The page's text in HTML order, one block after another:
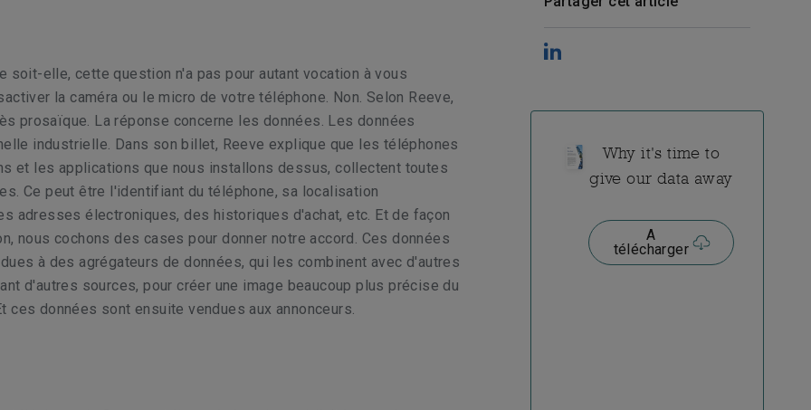
soit-elle, cette question n'a pas pour autant vocation à vous
la caméra ou le micro de votre téléphone. Non. Selon Reeve,
prosaïque. La réponse concerne les données. Les données
industrielle. Dans son billet, Reeve explique que les téléphones
et les applications que nous installons dessus, collectent toutes
Ce peut être l'identifiant du téléphone, sa localisation
adresses électroniques, des historiques d'achat, etc. Et de façon
nous cochons des cases pour donner notre accord. Ces données
à des agrégateurs de données, qui les combinent avec d'autres
d'autres sources, pour créer une image beaucoup plus précise du
ces données sont ensuite vendues aux annonceurs.
Why it's time to
give our data away
A
télécharger